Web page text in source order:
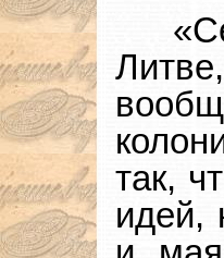
так,
идей,